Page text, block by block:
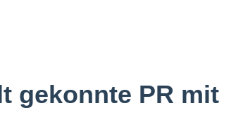
gekonnte PR mit